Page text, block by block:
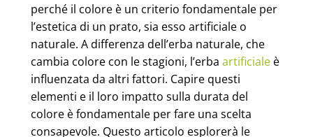
perché il colore è un criterio fondamentale per
l’estetica di un prato, sia esso artificiale o
naturale. A differenza dell’erba naturale, che
cambia colore con le stagioni, l’erbaartificiale è
influenzata da altri fattori. Capire questi
elementi e il loro impatto sulla durata del
colore è fondamentale per fare una scelta
consapevole. Questo articolo esplorerà le